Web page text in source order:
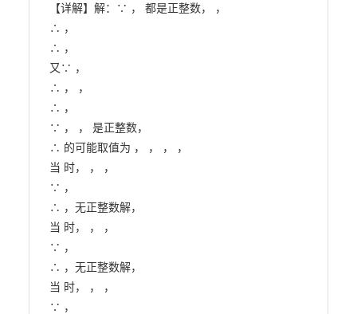
【详解】解：∵ ， 都是正整数， ，
∴ ，
∴ ，
又∵ ，
∴ ， ，
∴ ，
∵ ， ， 是正整数，
∴ 的可能取值为 ， ， ， ，
当 时， ， ，
∵ ，
∴ ，无正整数解，
当 时， ， ，
∵ ，
∴ ，无正整数解，
当 时， ， ，
∵ ，